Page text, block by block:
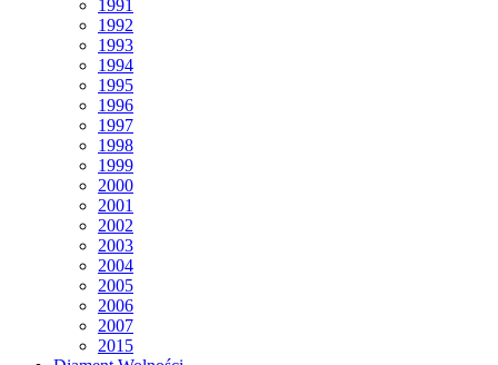
1991
1992
1993
1994
1995
1996
1997
1998
1999
2000
2001
2002
2003
2004
2005
2006
2007
2015